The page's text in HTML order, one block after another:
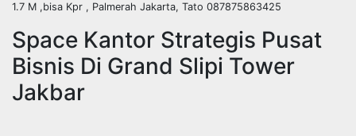
1.7 M ,bisa Kpr , Palmerah Jakarta, Tato 087875863425
Space Kantor Strategis Pusat
Bisnis Di Grand Slipi Tower
Jakbar